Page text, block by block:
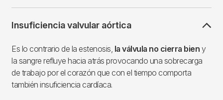
Insuficiencia valvular aórtica
Es lo contrario de la estenosis, la válvula no cierra bien y
la sangre refluye hacia atrás provocando una sobrecarga
de trabajo por el corazón que con el tiempo comporta
también insuficiencia cardíaca.